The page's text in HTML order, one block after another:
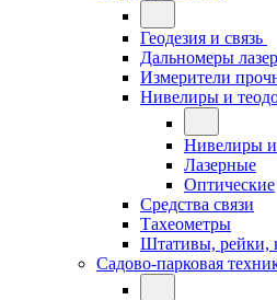
Геодезия и связь
Дальномеры
Измерители
Нивелиры и
Нивелиры
Лазерные
Оптические
Средства связи
Тахеометры
Штативы, рейки,
Садово-парковая